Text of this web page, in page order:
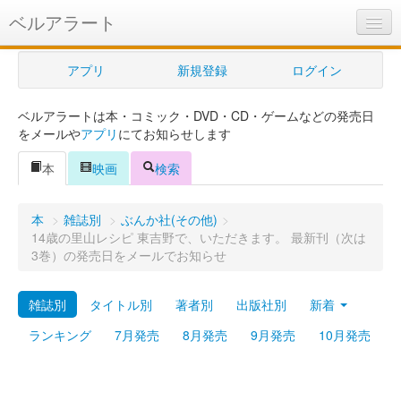
ベルアラート
ベルアラートとは
ヘルプ
新規登録
ログイン
購入管理
プレミアム
アプリ 新規登録 ログイン
ベルアラートは本・コミック・DVD・CD・ゲームなどの発売日
をメールやアプリ にてお知らせします
本
映画 検索
本 > 雑誌別 > ぶんか社(その他) >
14歳の里山レシピ 東吉野で、いただきます。 最新刊（次は
3巻）の発売日をメールでお知らせ
雑誌別 タイトル別 著者別 出版社別
新着
ランキング
7月発売 8月発売 9月発売 10月発売